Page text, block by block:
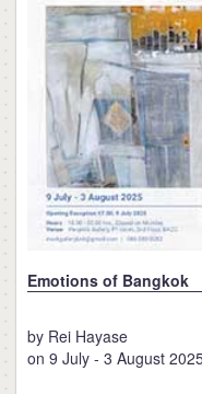
Emotions of Bangkok
by Rei Hayase
on 9 July - 3 August